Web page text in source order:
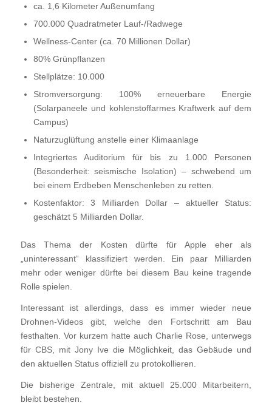
ca. 1,6 Kilometer Außenumfang
700.000 Quadratmeter Lauf-/Radwege
Wellness-Center (ca. 70 Millionen Dollar)
80% Grünpflanzen
Stellplätze: 10.000
Stromversorgung: 100% erneuerbare Energie
(Solarpaneele und kohlenstoffarmes Kraftwerk auf dem
Campus)
Naturzuglüftung anstelle einer Klimaanlage
Integriertes Auditorium für bis zu 1.000 Personen
(Besonderheit: seismische Isolation) – schwebend um
bei einem Erdbeben Menschenleben zu retten.
Kostenfaktor: 3 Milliarden Dollar – aktueller Status:
geschätzt 5 Milliarden Dollar.
Das Thema der Kosten dürfte für Apple eher als
„uninteressant“ klassifiziert werden. Ein paar Milliarden
mehr oder weniger dürfte bei diesem Bau keine tragende
Rolle spielen.
Interessant ist allerdings, dass es immer wieder neue
Drohnen-Videos gibt, welche den Fortschritt am Bau
festhalten. Vor kurzem hatte auch Charlie Rose, unterwegs
für CBS, mit Jony Ive die Möglichkeit, das Gebäude und
den aktuellen Status offiziell zu protokollieren.
Die bisherige Zentrale, mit aktuell 25.000 Mitarbeitern,
bleibt bestehen.